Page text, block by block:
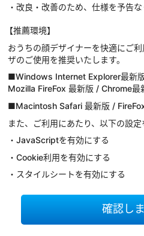
・改良・改善のため、仕様を予告
【推薦環境】
おうちの顔デザイナーを快適にご
ザのご使用を推奨いたします。
■Windows Internet Explorer最新
Mozilla FireFox 最新版 / Chrome最
■Macintosh Safari 最新版 /
また、ご利用にあたり、以下の設定
・JavaScriptを有効にする
・Cookie利用を有効にする
・スタイルシートを有効にする
確認し